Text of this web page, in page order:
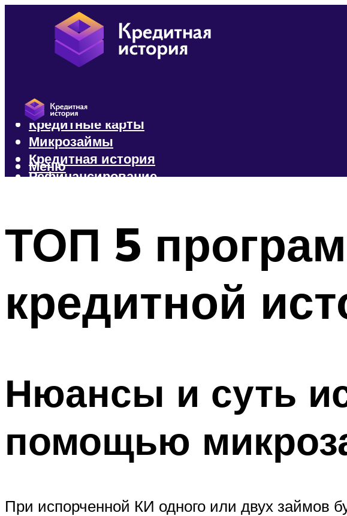
Кредиты
Кредитные карты
Микрозаймы
Кредитная история
Рефинансирование
Меню
ТОП 5
кредитной
Нюансы и суть
помощью
При испорченной КИ одного или двух займов